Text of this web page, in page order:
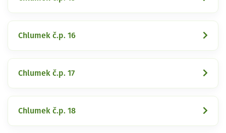
Chlumek č.p. 16
Chlumek č.p. 17
Chlumek č.p. 18